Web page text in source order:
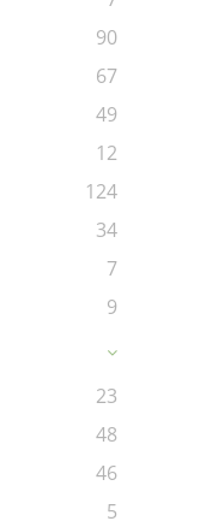
90
67
49
12
124
34
7
9
23
48
46
5